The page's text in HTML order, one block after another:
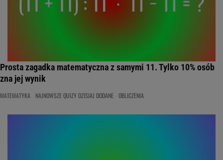
Prosta zagadka matematyczna z samymi 11. Tylko 10% osób
zna jej wynik
MATEMATYKA NAJNOWSZE QUIZY DZISIAJ DODANE OBLICZENIA